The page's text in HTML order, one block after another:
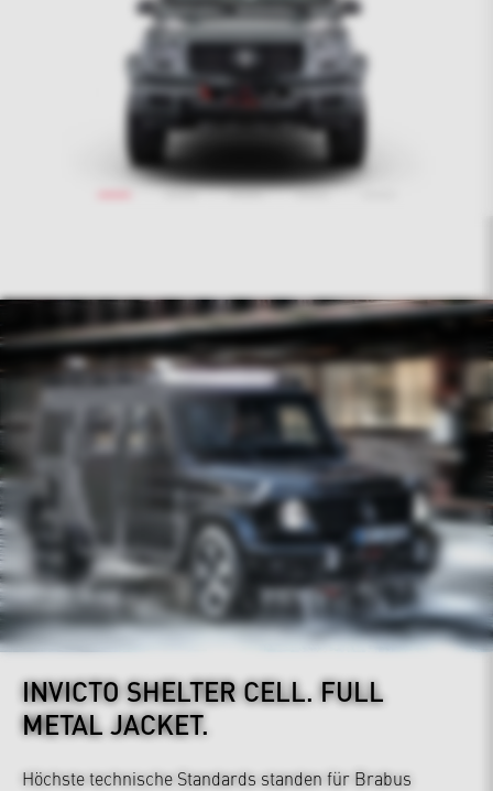
INVICTO SHELTER CELL.FULL
METAL JACKET.
Höchste technische Standards standen für Brabus